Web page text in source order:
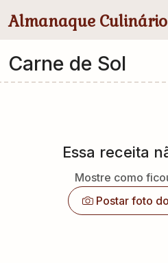
Almanaque Culinário
Carne de Sol
Essa receita
Mostre como
Postar foto